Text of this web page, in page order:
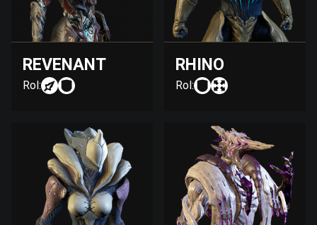
REVENANT
Rol:
RHINO
Rol: